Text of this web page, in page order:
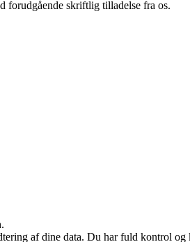
forudgående skriftlig tilladelse fra os.
af dine data. Du har fuld kontrol